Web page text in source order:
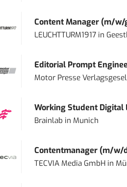
Content Manager (m/w/
LEUCHTTURM1917in
Editorial Prompt
Motor Presse
Working Student Digital
Brainlab in Munich
Contentmanager (m/w/
TECVIA Media GmbHin